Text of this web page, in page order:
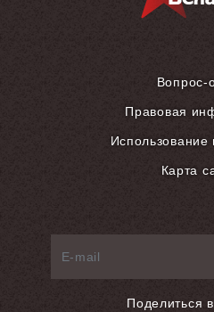
Вопрос-
Правовая
Использование
Карта
Поделиться